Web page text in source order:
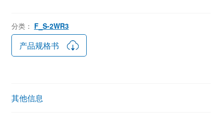
分类： F_S-2WR3
产品规格书
其他信息